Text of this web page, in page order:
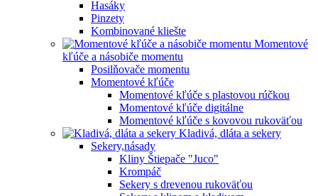
Hasáky
Pinzety
Kombinované kliešte
Momentové
kľúče a násobiče momentu
Posilňovače momentu
Momentové kľúče
Momentové kľúče s plastovou rúčkou
Momentové kľúče digitálne
Momentové kľúče s kovovou rukoväťou
Kladivá, dláta a sekery
Sekery,násady
Kliny Štiepače "Juco"
Krompáč
Sekery s drevenou rukoväťou